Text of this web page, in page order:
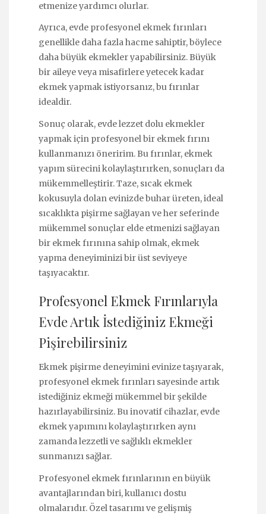
etmenize yardımcı olurlar.
Ayrıca, evde profesyonel ekmek fırınları
genellikle daha fazla hacme sahiptir, böylece
daha büyük ekmekler yapabilirsiniz. Büyük
bir aileye veya misafirlere yetecek kadar
ekmek yapmak istiyorsanız, bu fırınlar
idealdir.
Sonuç olarak, evde lezzet dolu ekmekler
yapmak için profesyonel bir ekmek fırını
kullanmanızı öneririm. Bu fırınlar, ekmek
yapım sürecini kolaylaştırırken, sonuçları da
mükemmelleştirir. Taze, sıcak ekmek
kokusuyla dolan evinizde buhar üreten, ideal
sıcaklıkta pişirme sağlayan ve her seferinde
mükemmel sonuçlar elde etmenizi sağlayan
bir ekmek fırınına sahip olmak, ekmek
yapma deneyiminizi bir üst seviyeye
taşıyacaktır.
Profesyonel Ekmek Fırınlarıyla
Evde Artık İstediğiniz Ekmeği
Pişirebilirsiniz
Ekmek pişirme deneyimini evinize taşıyarak,
profesyonel ekmek fırınları sayesinde artık
istediğiniz ekmeği mükemmel bir şekilde
hazırlayabilirsiniz. Bu inovatif cihazlar, evde
ekmek yapımını kolaylaştırırken aynı
zamanda lezzetli ve sağlıklı ekmekler
sunmanızı sağlar.
Profesyonel ekmek fırınlarının en büyük
avantajlarından biri, kullanıcı dostu
olmalarıdır. Özel tasarımı ve gelişmiş